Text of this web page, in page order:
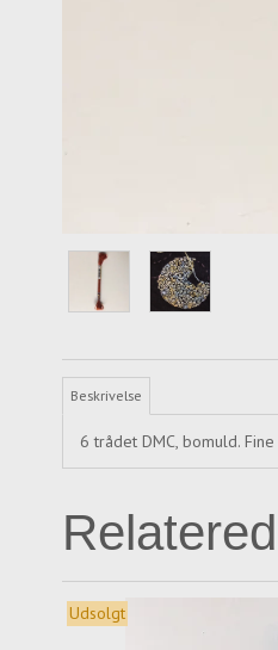
Beskrivelse
6 trådet DMC, bomuld.
Udsolgt